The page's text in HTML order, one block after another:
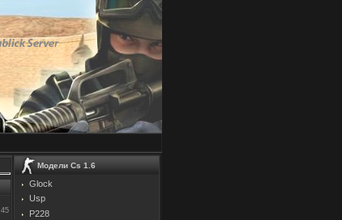
Модели Cs 1.6
Glock
Usp
P228